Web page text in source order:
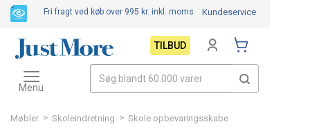
Møbler > Skoleindretning > Skole opbevaringsskabe
Fri fragt ved køb over 995 kr. inkl. moms Kundeservice
TILBUD
Toggle
navigation
Menu